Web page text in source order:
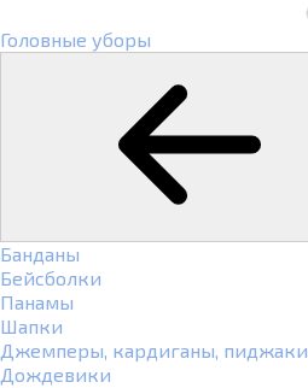
Головные уборы
Банданы
Бейсболки
Панамы
Шапки
Джемперы, кардиганы, пиджаки
Дождевики